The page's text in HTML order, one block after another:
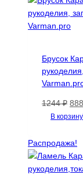
Брусок
1244₽ 888
В корзину
Распродажа!